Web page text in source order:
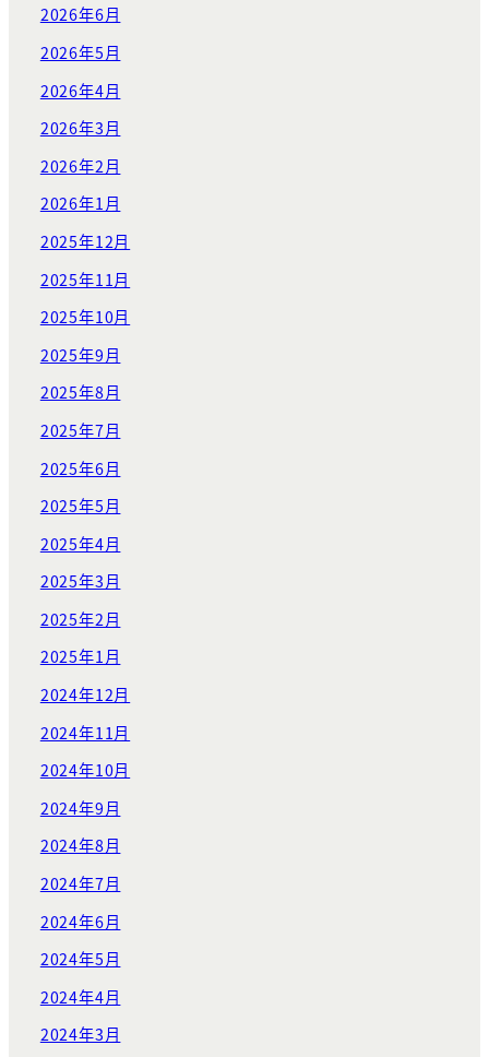
2026年6月
2026年5月
2026年4月
2026年3月
2026年2月
2026年1月
2025年12月
2025年11月
2025年10月
2025年9月
2025年8月
2025年7月
2025年6月
2025年5月
2025年4月
2025年3月
2025年2月
2025年1月
2024年12月
2024年11月
2024年10月
2024年9月
2024年8月
2024年7月
2024年6月
2024年5月
2024年4月
2024年3月